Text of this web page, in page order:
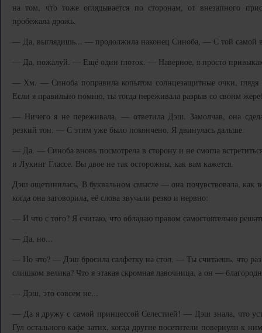
на том, что тоже оглядывается по сторонам, от внезапного
пробежала дрожь.
— Да, выглядишь... — продолжила наконец Синоба, — С той самой
— Да, пожалуй. — Ещё один глоток. — Наверное, я просто
— Хм. — Синоба поправила копытом солнцезащитные очки, глядя
Если я правильно помню, ты тогда переживала разрыв со своим
— Ничего я не переживала, — ответила Дэш. Замолчав, она
резкий тон. — С этим уже было покончено. Я двинулась дальше.
— Да. — Синоба вновь посмотрела в сторону и не смогла
и Лукинг Глассе. Вы двое не так осторожны, как вам кажется.
Дэш ощетинилась. В буквальном смысле — она почувствовала, как
когда она заговорила, её слова звучали резко и нервно:
— И что с того? Я считаю, что обладаю правом самостоятельно
— Да, но...
— Но что? — Дэш бросила салфетку на стол. — Ты считаешь, что
слишком велика? Что я этакая скромная лавочница, а он —
— Дэш, это совсем не...
— Да я дружу с самой принцессой Селестией! — Дэш знала, что
Гул остального кафе затих, когда другие посетители повернули